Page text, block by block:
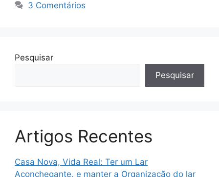
3 Comentários
Pesquisar
Pesquisar
Artigos Recentes
Casa Nova, Vida Real: Ter um Lar
Aconchegante, e manter a Organização do lar